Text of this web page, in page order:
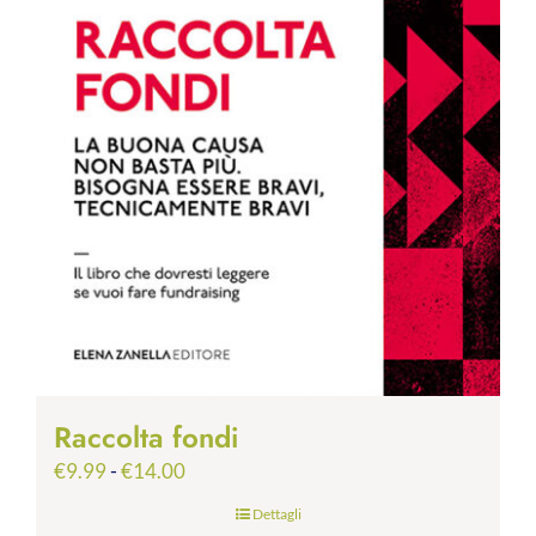
Raccolta fondi
€9.99-€14.00Fascia
prezzo:
Dettagli